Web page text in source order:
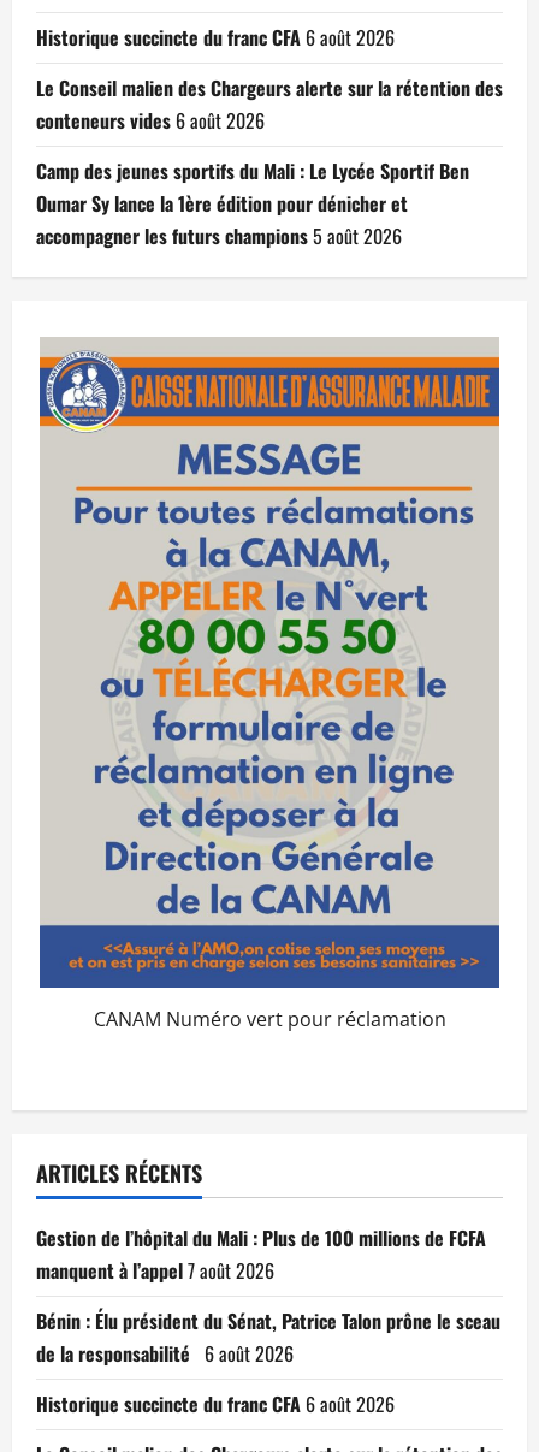
Historique succincte du franc CFA 6 août 2026
Le Conseil malien des Chargeurs alerte sur la rétention des
conteneurs vides 6 août 2026
Camp des jeunes sportifs du Mali : Le Lycée Sportif Ben
Oumar Sy lance la 1ère édition pour dénicher et
accompagner les futurs champions5 août 2026
CANAM Numéro vert pour réclamation
ARTICLES RÉCENTS
Gestion de l’hôpital du Mali : Plus de 100 millions de FCFA
manquent à l’appel7 août 2026
Bénin : Élu président du Sénat, Patrice Talon prône le sceau
de la responsabilité 6 août 2026
Historique succincte du franc CFA 6 août 2026